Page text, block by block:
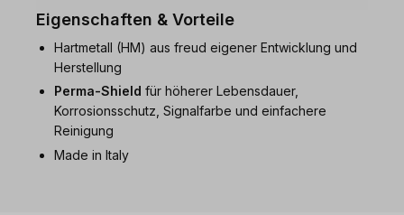
Eigenschaften & Vorteile
Hartmetall (HM) aus freud eigener Entwicklung und
Herstellung
Perma-Shield für höherer Lebensdauer,
Korrosionsschutz, Signalfarbe und einfachere
Reinigung
Made in Italy